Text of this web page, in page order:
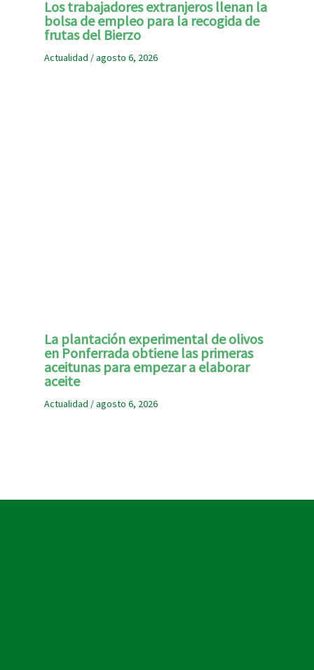
Los trabajadores extranjeros llenan la
bolsa de empleo para la recogida de
frutas del Bierzo
Actualidad /agosto 6, 2026
La plantación experimental de olivos
en Ponferrada obtiene las primeras
aceitunas para empezar a elaborar
aceite
Actualidad /agosto 6, 2026